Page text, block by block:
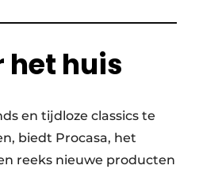
het huis
en tijdloze classics te
biedt Procasa, het
reeks nieuwe producten